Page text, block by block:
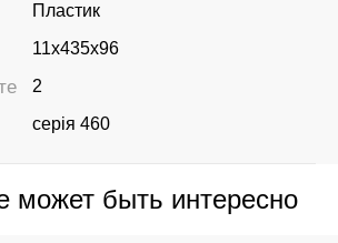
Пластик
11х435х96
2
серія 460
может быть интересно